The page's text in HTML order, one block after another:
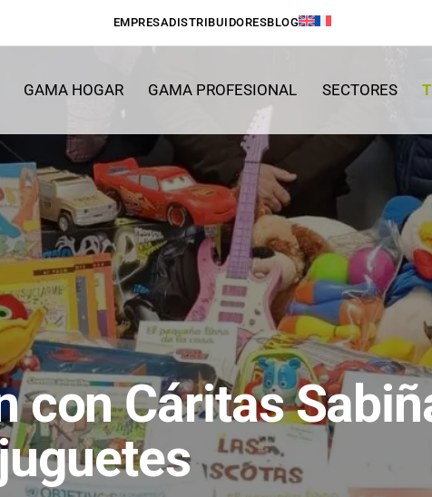
EMPRESADISTRIBUIDORESBLOG
GAMA HOGAR GAMA PROFESIONAL SECTORES
con Cáritas